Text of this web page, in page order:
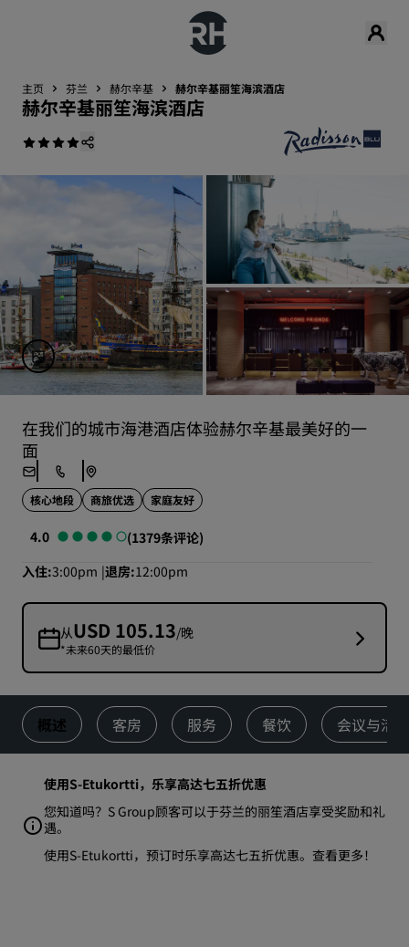
主页 芬兰 赫尔辛基 赫尔辛基丽笙海滨酒店
赫尔辛基丽笙海滨酒店
在我们的城市海港酒店体验赫尔辛基最美好的一
面
核心地段 商旅优选 家庭友好
4.0
(1379条评论)
入住 3:00pm 退房 12:00pm
从USD 105.13/晚
*未来60天的最低价
概述 客房 服务 餐饮 会议与活动
使用S-Etukortti，乐享高达七五折优惠
您知道吗？S Group顾客可以于芬兰的丽笙酒店享受奖励和礼
遇。
使用S-Etukortti，预订时乐享高达七五折优惠。 查看更多！